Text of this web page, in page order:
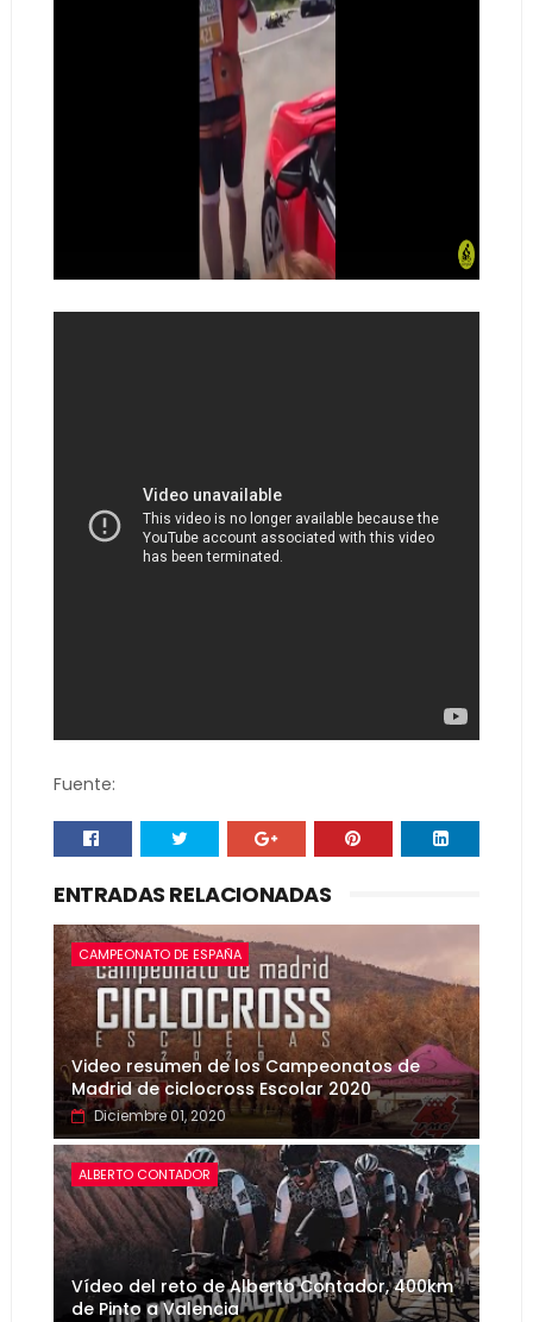
Fuente:
ENTRADAS RELACIONADAS
CAMPEONATO DE ESPAÑA
Video resumen de los Campeonatos de
Madrid de ciclocross Escolar 2020
Diciembre 01, 2020
ALBERTO CONTADOR
Vídeo del reto de Alberto Contador, 400km
de Pinto a Valencia